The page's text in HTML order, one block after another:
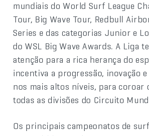
mundiais do World Surf League
Tour, Big Wave Tour, Redbull
Series e das categorias Junior e
do WSL Big Wave Awards. A Liga
atenção para a rica herança do
incentiva a progressão, inovação
nos mais altos níveis, para coroar
todas as divisões do Circuito
Os principais campeonatos de